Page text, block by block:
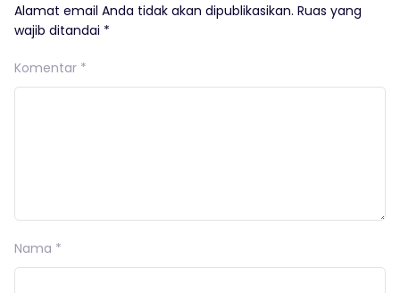
Alamat email Anda tidak akan dipublikasikan. Ruas yang
wajib ditandai *
Komentar *
Nama *